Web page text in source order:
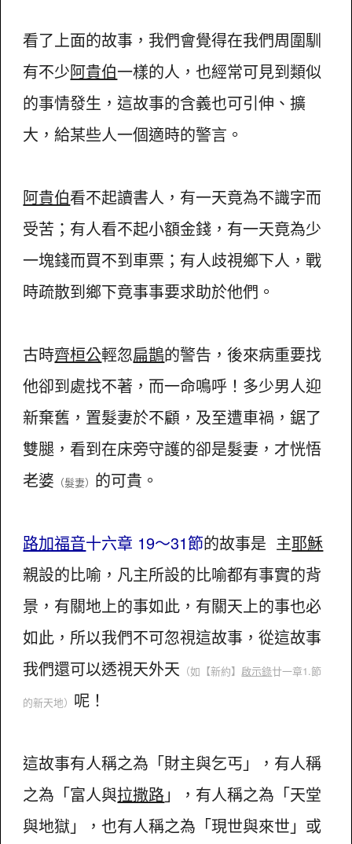
看了上面的故事，我們會覺得在我們周圍馴
有不少阿貴伯一樣的人，也經常可見到類似
的事情發生，這故事的含義也可引伸、擴
大，給某些人一個適時的警言。
阿貴伯看不起讀書人，有一天竟為不識字而
受苦；有人看不起小額金錢，有一天竟為少
一塊錢而買不到車票；有人歧視鄉下人，戰
時疏散到鄉下竟事事要求助於他們。
古時齊桓公輕忽扁鵲的警告，後來病重要找
他卻到處找不著，而一命鳴呼！多少男人迎
新棄舊，置髮妻於不顧，及至遭車禍，鋸了
雙腿，看到在床旁守護的卻是髮妻，才恍悟
老婆 （髮妻） 的可貴。
路加福音十六章 19～31節的故事是 主耶穌
親設的比喻，凡主所設的比喻都有事實的背
景，有關地上的事如此，有關天上的事也必
如此，所以我們不可忽視這故事，從這故事
我們還可以透視天外天 （如【新約】啟示錄廿一章1.節
的新天地） 呢！
這故事有人稱之為「財主與乞丐」，有人稱
之為「富人與拉撒路」，有人稱之為「天堂
與地獄」，也有人稱之為「現世與來世」或